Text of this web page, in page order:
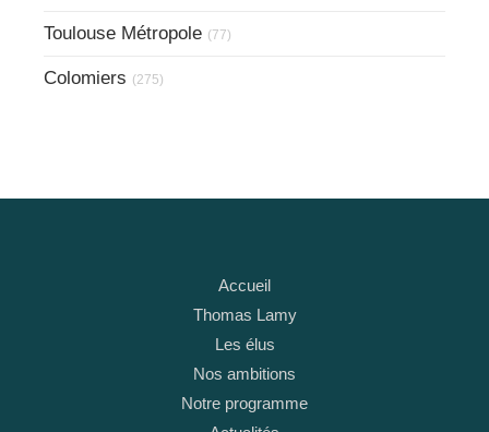
Toulouse Métropole (77)
Colomiers (275)
Accueil
Thomas Lamy
Les élus
Nos ambitions
Notre programme